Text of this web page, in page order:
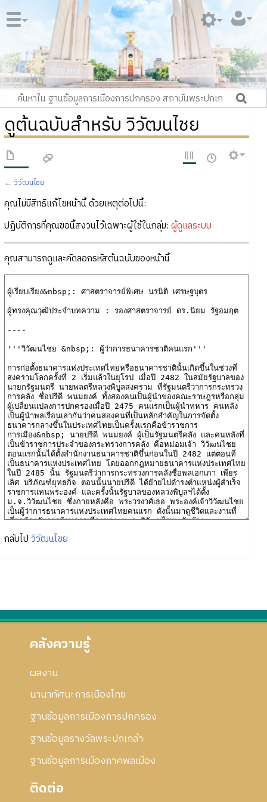
ดูต้นฉบับสำหรับ วิวัฒนไชย
← วิวัฒนไชย
คุณไม่มีสิทธิแก้ไขหน้านี้ ด้วยเหตุต่อไปนี้:
ปฏิบัติการที่คุณขอนี้สงวนไว้เฉพาะผู้ใช้ในกลุ่ม: ผู้ดูแลระบบ
คุณสามารถดูและคัดลอกรหัสต้นฉบับของหน้านี้
กลับไป วิวัฒนไชย
คลังความรู้
ผลงาน
นานาทัศนะการเมืองไทย
ฐานข้อมูลการเมืองการปกครอง
ฐานข้อมูลรางวัลพระปกเกล้า
ฐานข้อมูลการเมืองภาคพลเมือง
ติดต่อ